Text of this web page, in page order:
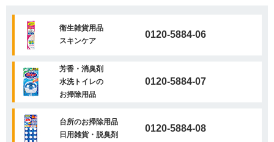
衛生雑貨用品
スキンケア
0120-5884-06
芳香・消臭剤
水洗トイレの
お掃除用品
0120-5884-07
台所のお掃除用品
日用雑貨・脱臭剤
0120-5884-08